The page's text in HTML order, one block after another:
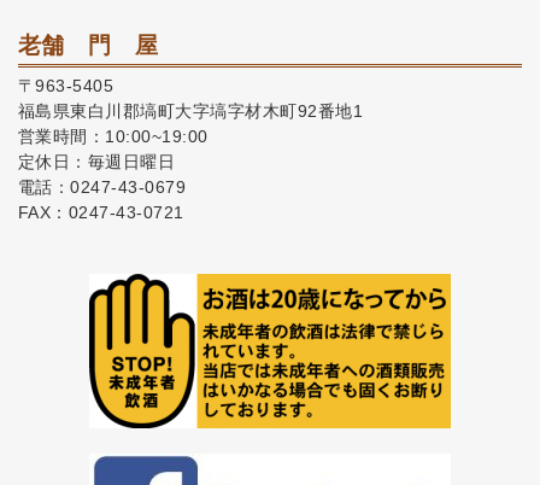
老舗 門 屋
〒963-5405
福島県東白川郡塙町大字塙字材木町92番地1
営業時間：10:00~19:00
定休日：毎週日曜日
電話：0247-43-0679
FAX：0247-43-0721